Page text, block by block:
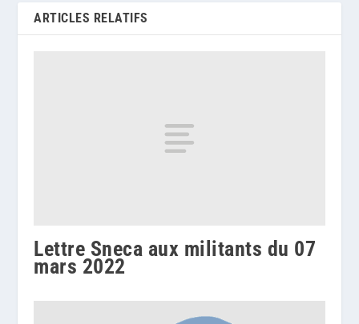
ARTICLES RELATIFS
Lettre Sneca aux militants du 07
mars 2022